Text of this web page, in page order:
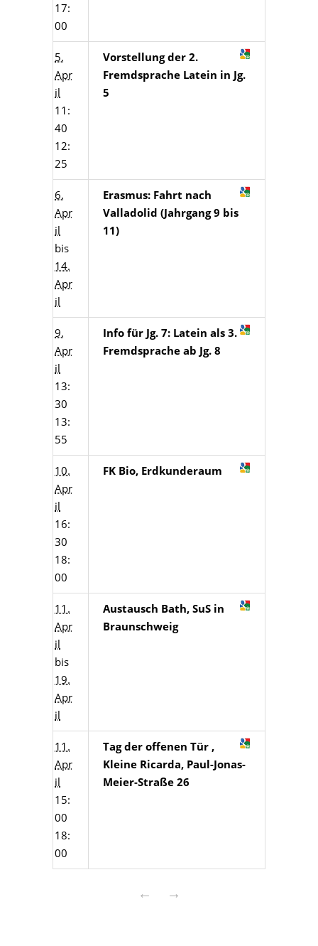
17:
00
5.
Apr
il
11:
40
12:
25
Vorstellung der 2.
Fremdsprache Latein in Jg.
5
6.
Apr
il
bis
14.
Apr
il
Erasmus: Fahrt nach
Valladolid (Jahrgang 9 bis
11)
9.
Apr
il
13:
30
13:
55
Info für Jg. 7: Latein als 3.
Fremdsprache ab Jg. 8
10.
Apr
il
16:
30
18:
00
FK Bio, Erdkunderaum
11.
Apr
il
bis
19.
Apr
il
Austausch Bath, SuS in
Braunschweig
11.
Apr
il
15:
00
18:
00
Tag der offenen Tür ,
Kleine Ricarda, Paul-Jonas-
Meier-Straße 26
← →